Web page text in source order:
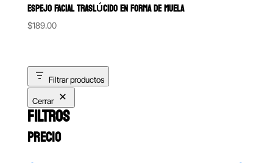
ESPEJO FACIAL TRASLÚCIDO EN FORMA DE MUELA
$189.00
Filtrar productos
Cerrar
FILTROS
PRECIO